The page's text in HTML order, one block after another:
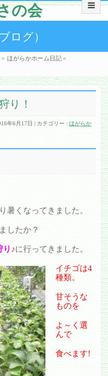
の会
ログ）
» ほがらかホーム日記 »
り！
年6月17日 カテゴリー :ほがらか
暑くなってきました。
したか？
り ♪に行ってきました。
イチゴは4
種類。
甘そうな
ものを
よ～く選
んで
食べます!